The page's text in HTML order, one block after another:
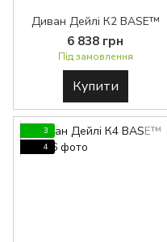
Диван Дейлі К2 BASE™
6 838 грн
Під замовлення
Купити
3
4